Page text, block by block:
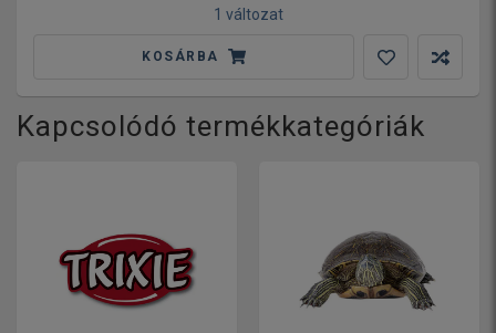
1 változat
KOSÁRBA
Kapcsolódó termékkategóriák